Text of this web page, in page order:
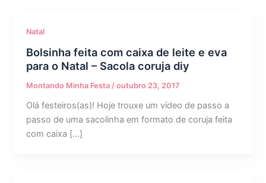
Natal
Bolsinha feita com caixa de leite e eva
para o Natal – Sacola coruja diy
Montando Minha Festa /outubro 23, 2017
Olá festeiros(as)! Hoje trouxe um vídeo de passo a
passo de uma sacolinha em formato de coruja feita
com caixa […]